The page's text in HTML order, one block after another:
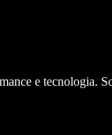
e tecnologia.